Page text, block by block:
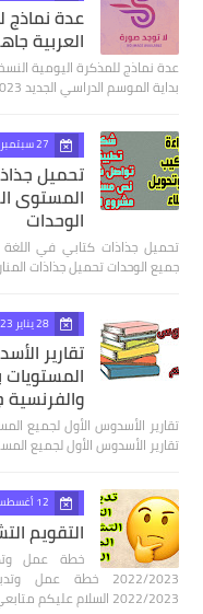
عدة نماذج
العربية
عدة نماذج للمذكرة اليومية
بداية الموسم الدراسي الجديد 2024/2023، والذي سيشهد …
27 سبتمبر 2021
تحميل
المستوى
الوحدات
تحميل جذاذات كتابي في
جميع الوحدات تحميل جذاذات
28 يناير 2023
تقارير
المستويات
تقارير الأسدوس الأول لجميع
تقارير الأسدوس الأول لجميع
12 أغسطس 2024
التقويم
خطة عمل
2022/2023 خطة
2022/2023 السلام عليكم متابعي مو…